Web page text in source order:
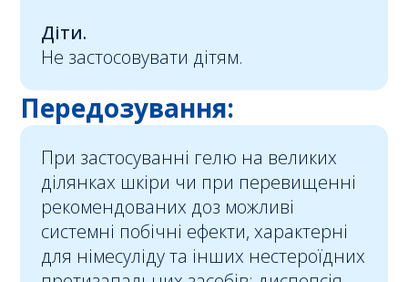
Діти.
Не застосовувати дітям.
Передозування:
При застосуванні гелю на великих
ділянках шкіри чи при перевищенні
рекомендованих доз можливі
системні побічні ефекти, характерні
для німесуліду та інших нестероїдних